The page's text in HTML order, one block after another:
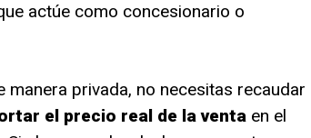
actúe como concesionario o
privada, no necesitas recaudar
el precio real de la ventaen el